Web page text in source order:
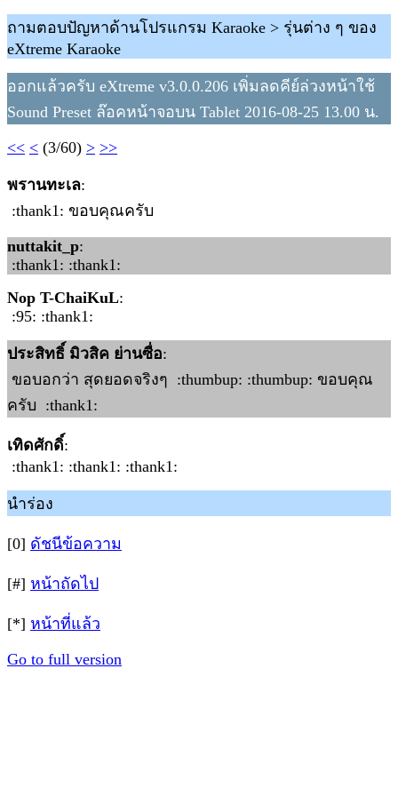
ถามตอบปัญหาด้านโปรแกรม Karaoke > รุ่นต่าง ๆ ของ
eXtreme Karaoke
ออกแล้วครับ eXtreme v3.0.0.206 เพิ่มลดคีย์ล่วงหน้าใช้
Sound Preset ล๊อคหน้าจอบน Tablet 2016-08-25 13.00 น.
<< < (3/60) > >>
พรานทะเล:
:thank1: ขอบคุณครับ
nuttakit_p:
:thank1: :thank1:
Nop T-ChaiKuL:
:95: :thank1:
ประสิทธิ์ มิวสิค ย่านซื่อ:
ขอบอกว่า สุดยอดจริงๆ :thumbup: :thumbup: ขอบคุณ
ครับ :thank1:
เทิดศักดิ์:
:thank1: :thank1: :thank1:
นำร่อง
[0] ดัชนีข้อความ
[#] หน้าถัดไป
[*] หน้าที่แล้ว
Go to full version